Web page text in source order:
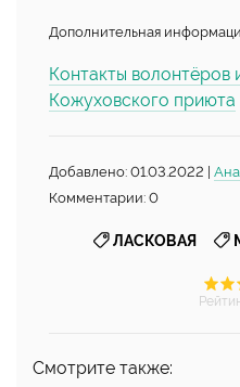
Дополнительная
Контакты волонтёров
Кожуховского приюта
Добавлено: 01.03.2022 |
Комментарии: 0
ЛАСКОВАЯ
Смотрите также: